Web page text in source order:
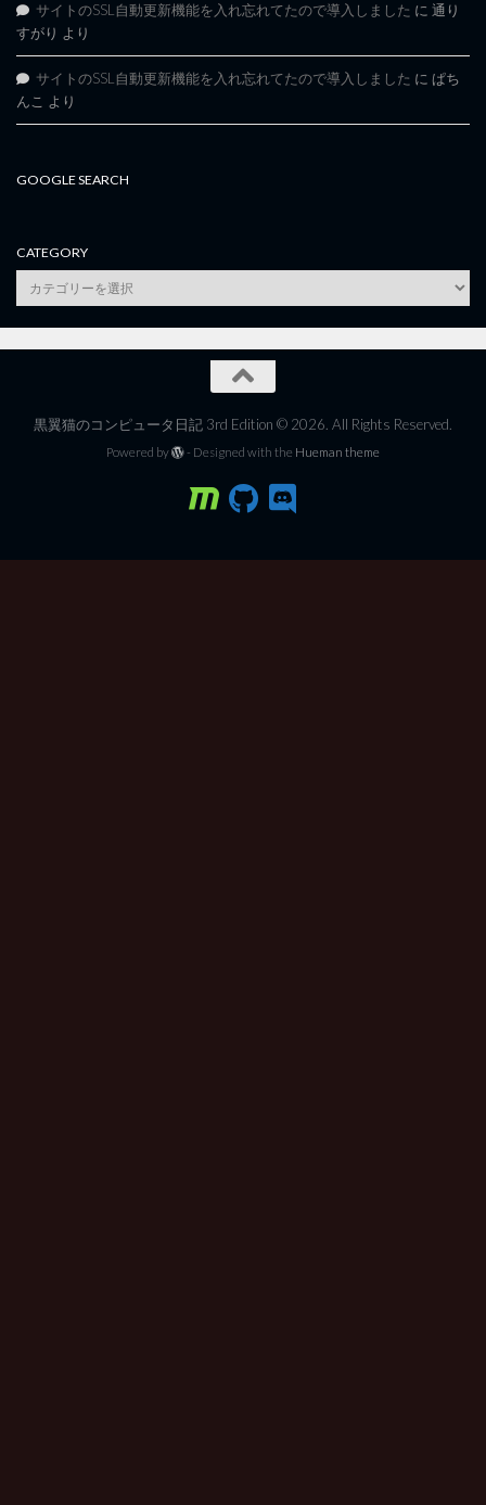
サイトのSSL自動更新機能を入れ忘れてたので導入しました に 通り
すがり より
サイトのSSL自動更新機能を入れ忘れてたので導入しました に ぱち
んこ より
GOOGLE SEARCH
CATEGORY
category
黒翼猫のコンピュータ日記 3rd Edition © 2026. All Rights Reserved.
Powered by - Designed with the Hueman theme